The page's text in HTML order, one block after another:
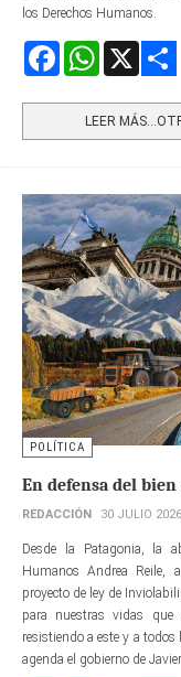
los Derechos Humanos.
FacebookWhatsApp
LEER
POLÍTICA
En defensa del
REDACCIÓN 30 JULIO 2026
Desde la Patagonia, la
Humanos Andrea Reile,
proyecto de ley de
para nuestras vidas que
resistiendo a este y a todos
agenda el gobierno de